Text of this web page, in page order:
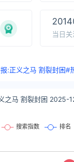
当日
:正义之马 割裂封困#
之马 割裂封困 2025-